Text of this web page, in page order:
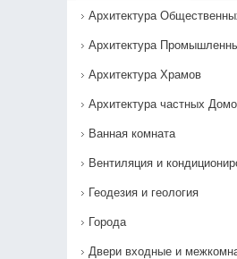
Архитектура
Архитектура
Архитектура Храмов
Архитектура частных
Ванная комната
Вентиляция и
Геодезия и геология
Города
Двери входные и